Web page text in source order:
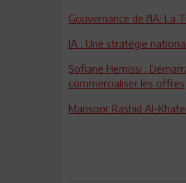
Gouvernance de l'IA: La
IA : Une stratégie
Sofiane Hemissi :
commercialiser les offres
Mansoor Rashid Al-